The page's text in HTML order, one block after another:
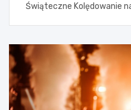
Świąteczne Kolędowanie